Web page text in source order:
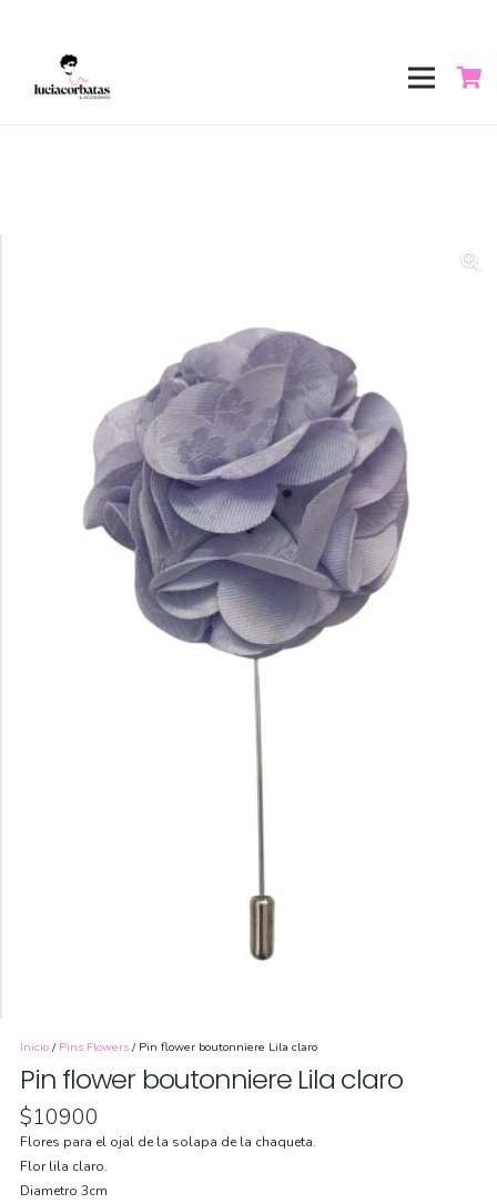
Inicio / Pins Flowers / Pin flower boutonniere Lila claro
Pin flower boutonniere Lila claro
$10900
Flores para el ojal de la solapa de la chaqueta.
Flor lila claro.
Diametro 3cm